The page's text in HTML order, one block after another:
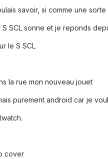
savoir, si comme une
SCL sonne et je reponds
le S SCL
la rue mon nouveau jouet
purement android car je
cover